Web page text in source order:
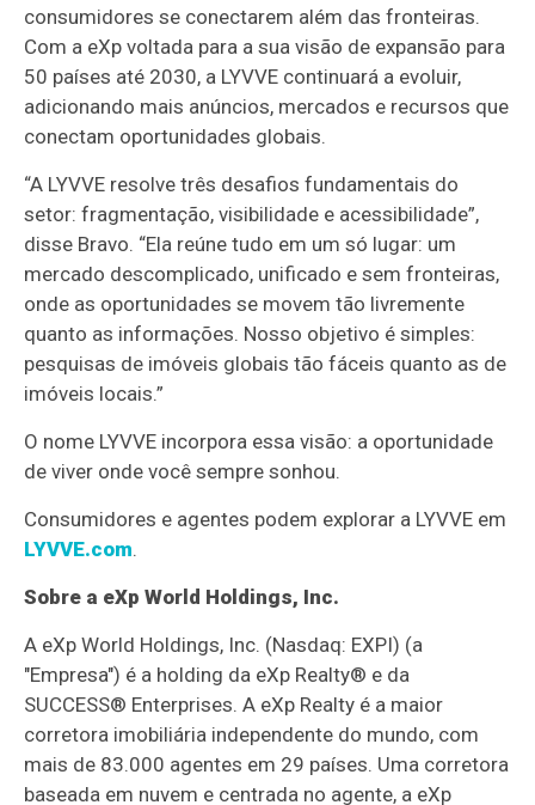
consumidores se conectarem além das fronteiras.
Com a eXp voltada para a sua visão de expansão para
50 países até 2030, a LYVVE continuará a evoluir,
adicionando mais anúncios, mercados e recursos que
conectam oportunidades globais.
“A LYVVE resolve três desafios fundamentais do
setor: fragmentação, visibilidade e acessibilidade”,
disse Bravo. “Ela reúne tudo em um só lugar: um
mercado descomplicado, unificado e sem fronteiras,
onde as oportunidades se movem tão livremente
quanto as informações. Nosso objetivo é simples:
pesquisas de imóveis globais tão fáceis quanto as de
imóveis locais.”
O nome LYVVE incorpora essa visão: a oportunidade
de viver onde você sempre sonhou.
Consumidores e agentes podem explorar a LYVVE em
LYVVE.com.
Sobre a eXp World Holdings, Inc.
A eXp World Holdings, Inc. (Nasdaq: EXPI) (a
"Empresa") é a holding da eXp Realty® e da
SUCCESS® Enterprises. A eXp Realty é a maior
corretora imobiliária independente do mundo, com
mais de 83.000 agentes em 29 países. Uma corretora
baseada em nuvem e centrada no agente, a eXp